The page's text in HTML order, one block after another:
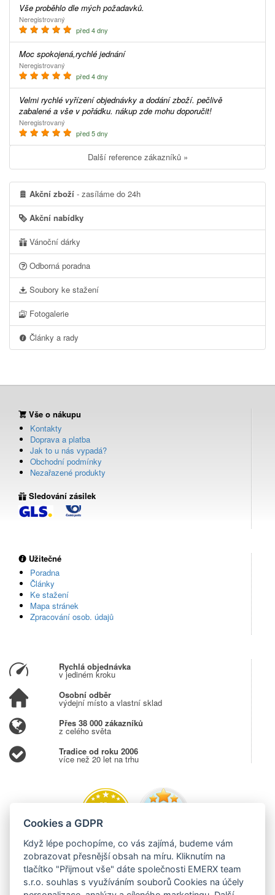
Vše proběhlo dle mých požadavků.
Neregistrovaný
před 4 dny
Moc spokojená,rychlé jednání
Neregistrovaný
před 4 dny
Velmi rychlé vyřízení objednávky a dodání zboží. pečlivě
zabalené a vše v pořádku. nákup zde mohu doporučit!
Neregistrovaný
před 5 dny
Další reference zákazníků »
Akční zboží - zasíláme do 24h
Akční nabídky
Vánoční dárky
Odborná poradna
Soubory ke stažení
Fotogalerie
Články a rady
Vše o nákupu
Kontakty
Doprava a platba
Jak to u nás vypadá?
Obchodní podmínky
Nezařazené produkty
Sledování zásilek
Užitečné
Poradna
Články
Ke stažení
Mapa stránek
Zpracování osob. údajů
Rychlá objednávka
v jediném kroku
Osobní odběr
výdejní místo a vlastní sklad
Přes 38 000 zákazníků
z celého světa
Tradice od roku 2006
více než 20 let na trhu
Cookies a GDPR
Když lépe pochopíme, co vás zajímá, budeme vám
zobrazovat přesnější obsah na míru. Kliknutím na
tlačítko "Přijmout vše" dáte společnosti EMERX team
s.r.o. souhlas s využíváním souborů Cookies na účely